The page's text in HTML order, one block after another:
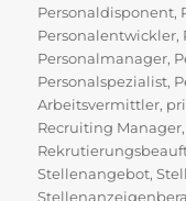
Personaldisponent,
Personalentwickler,
Personalmanager,
Personalspezialist,
Arbeitsvermittler,
Recruiting Manager,
Stellenangebot,